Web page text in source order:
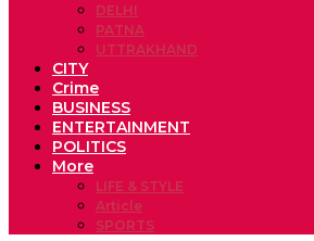
DELHI
PATNA
UTTRAKHAND
CITY
Crime
BUSINESS
ENTERTAINMENT
POLITICS
More
LIFE & STYLE
Article
SPORTS